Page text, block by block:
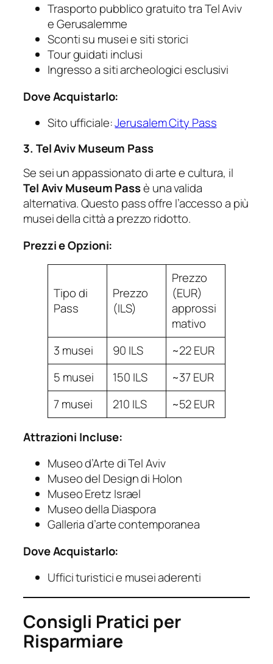
Trasporto pubblico gratuito tra Tel Aviv
e Gerusalemme
Sconti su musei e siti storici
Tour guidati inclusi
Ingresso a siti archeologici esclusivi
Dove Acquistarlo:
Sito ufficiale:Jerusalem City Pass
3. Tel Aviv Museum Pass
Se sei un appassionato di arte e cultura, il
Tel Aviv Museum Passè una valida
alternativa. Questo pass offre l’accesso a più
musei della città a prezzo ridotto.
Prezzi e Opzioni:
Tipo di
Pass
Prezzo
(ILS)
Prezzo
(EUR)
approssi
mativo
3 musei
90 ILS
~22 EUR
5 musei
150 ILS
~37 EUR
7 musei
210 ILS ~52 EUR
Attrazioni Incluse:
Museo d’Arte di Tel Aviv
Museo del Design di Holon
Museo Eretz Israel
Museo della Diaspora
Galleria d’arte contemporanea
Dove Acquistarlo:
Uffici turistici e musei aderenti
Consigli Pratici per
Risparmiare